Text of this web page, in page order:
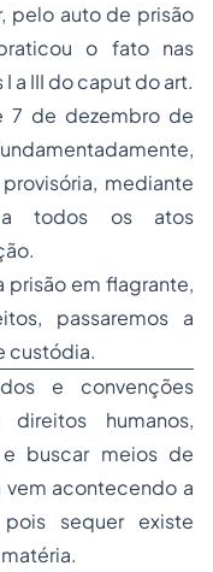
pelo auto de prisão
o fato nas
a III do caput do art.
7 de dezembro de
mediante
a todos os atos
prisão em flagrante,
passaremos a
custódia.
e convenções
direitos humanos,
buscar meios de
acontecendo a
sequer existe